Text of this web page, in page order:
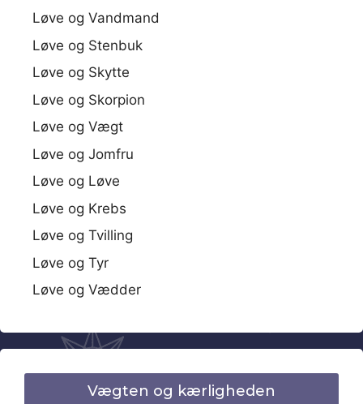
Løve og Vandmand
Løve og Stenbuk
Løve og Skytte
Løve og Skorpion
Løve og Vægt
Løve og Jomfru
Løve og Løve
Løve og Krebs
Løve og Tvilling
Løve og Tyr
Løve og Vædder
Vægten og kærligheden